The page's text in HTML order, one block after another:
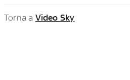
Torna a Video Sky